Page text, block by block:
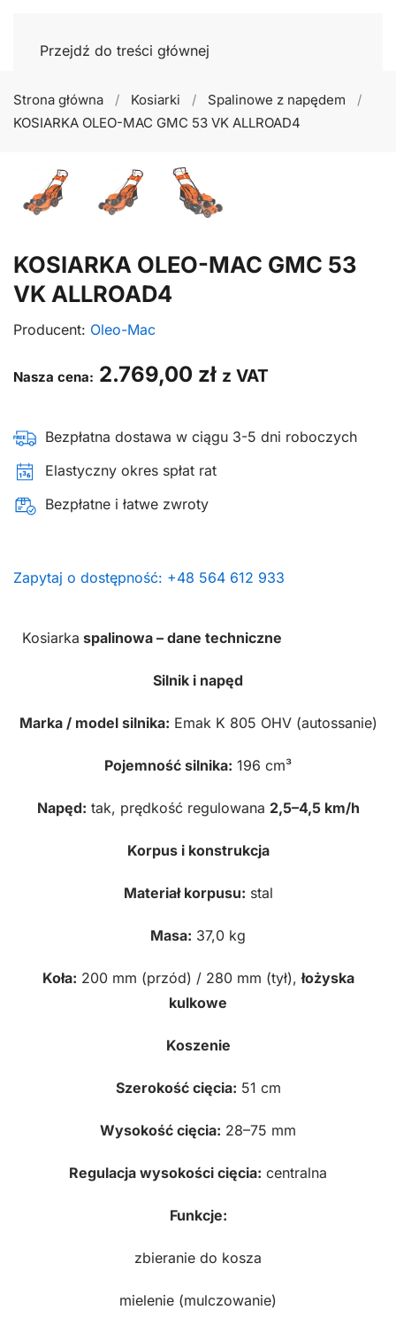
Przejdź do treści głównej
Strona główna Kosiarki
Spalinowe z napędem
KOSIARKA OLEO-MAC GMC 53 VK ALLROAD4
KOSIARKA OLEO-MAC GMC 53
VK ALLROAD4
Producent: Oleo-Mac
Nasza cena: 2.769,00 zł z VAT
Bezpłatna dostawa w ciągu 3-5 dni roboczych
Elastyczny okres spłat rat
Bezpłatne i łatwe zwroty
Zapytaj o dostępność: +48 564 612 933
Kosiarka spalinowa – dane techniczne
Silnik i napęd
Marka / model silnika: Emak K 805 OHV (autossanie)
Pojemność silnika: 196 cm³
Napęd: tak, prędkość regulowana 2,5–4,5 km/h
Korpus i konstrukcja
Materiał korpusu: stal
Masa: 37,0 kg
Koła: 200 mm (przód) / 280 mm (tył),łożyska
kulkowe
Koszenie
Szerokość cięcia: 51 cm
Wysokość cięcia: 28–75 mm
Regulacja wysokości cięcia: centralna
Funkcje:
zbieranie do kosza
mielenie (mulczowanie)